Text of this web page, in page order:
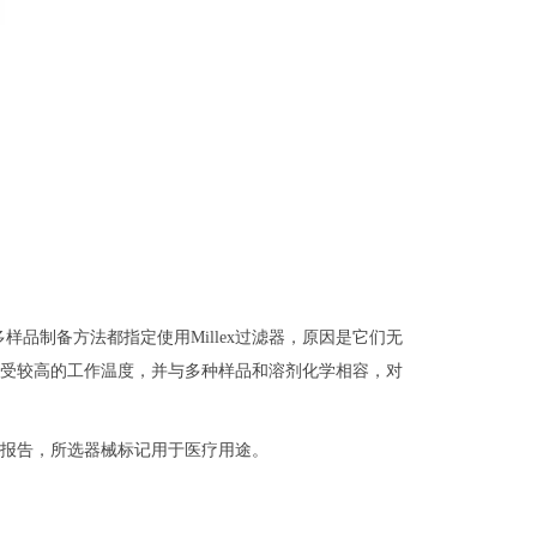
品制备方法都指定使用Millex过滤器，原因是它们无
较高的工作温度，并与多种样品和溶剂化学相容，对
告，所选器械标记用于医疗用途。